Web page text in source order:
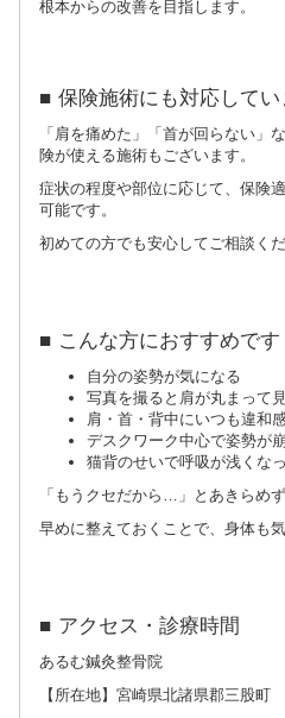
根本からの改善を目指します。
■ 保険施術にも対応してい
「肩を痛めた」「首が回らない」
険が使える施術もございます。
症状の程度や部位に応じて、保険
可能です。
初めての方でも安心してご相談くだ
■ こんな方におすすめです
自分の姿勢が気になる
写真を撮ると肩が丸まって
肩・首・背中にいつも違和
デスクワーク中心で姿勢が
猫背のせいで呼吸が浅くな
「もうクセだから…」とあきらめず
早めに整えておくことで、身体も
■ アクセス・診療時間
あるむ鍼灸整骨院
【所在地】宮崎県北諸県郡三股町